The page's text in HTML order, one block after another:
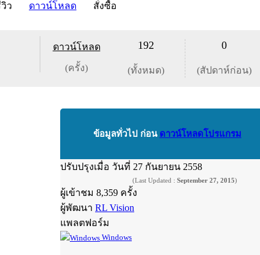
ว ดาวน์โหลด สั่งซื้อ
ดาวน์โหลด
(ครั้ง)
192
(ทั้งหมด)
0
(สัปดาห์ก่อน)
ข้อมูลทั่วไป ก่อน ดาวน์โหลดโปรแกรม
ปรับปรุงเมื่อ วันที่ 27 กันยายน 2558
(Last Updated : September 27, 2015)
ผู้เข้าชม 8,359 ครั้ง
ผู้พัฒนา RL Vision
แพลตฟอร์ม
Windows